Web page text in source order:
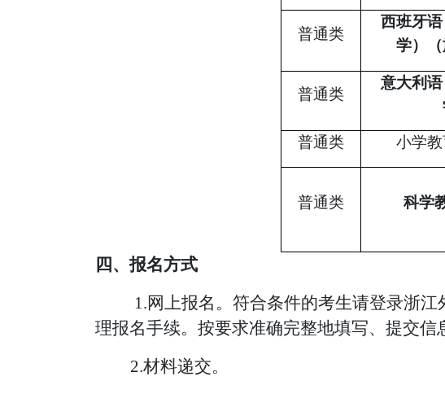
普通类
西班牙
学）（
普通类
意大利
普通类 小学教
普通类 科学
四、报名方式
1.网上报名。符合条件的考生请登录浙江
理报名手续。 按要求准确完整地填写、提交信
2.材料递交。